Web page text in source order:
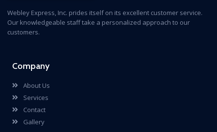
Webley Express, Inc. prides itself on its excellent customer service.
Our knowledgeable staff take a personalized approach to our
customers.
Company
About Us
Services
Contact
Gallery